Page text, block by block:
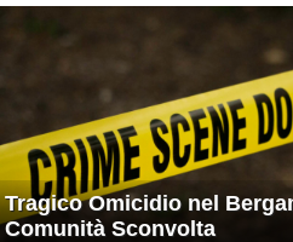
Tragico Omicidio nel
Comunità Sconvolta